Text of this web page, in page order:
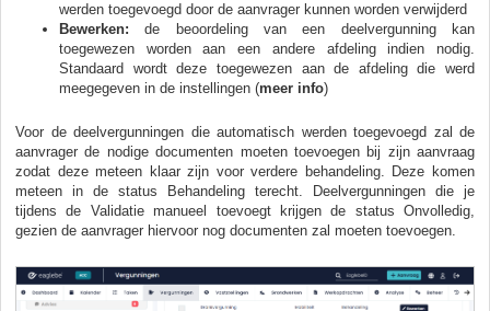
werden toegevoegd door de aanvrager kunnen worden verwijderd
Bewerken:de beoordeling van een deelvergunning kan
toegewezen worden aan een andere afdeling indien nodig.
Standaard wordt deze toegewezen aan de afdeling die werd
meegegeven in de instellingen (meer info)
Voor de deelvergunningen die automatisch werden toegevoegd zal de
aanvrager de nodige documenten moeten toevoegen bij zijn aanvraag
zodat deze meteen klaar zijn voor verdere behandeling. Deze komen
meteen in de status Behandeling terecht. Deelvergunningen die je
tijdens de Validatie manueel toevoegt krijgen de status Onvolledig,
gezien de aanvrager hiervoor nog documenten zal moeten toevoegen.